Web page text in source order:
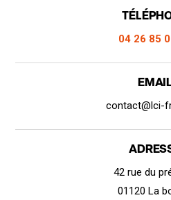
04 26 85
EMAIL
contact@lci-
42 rue du
01120 La